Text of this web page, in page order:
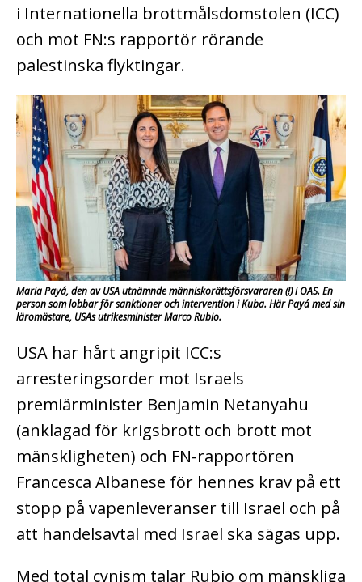
i Internationella brottmålsdomstolen (ICC)
och mot FN:s rapportör rörande
palestinska flyktingar.
Maria Payá, den av USA utnämnde människorättsförsvararen (!) i OAS. En
person som lobbar för sanktioner och intervention i Kuba. Här Payá med sin
läromästare, USAs utrikesminister Marco Rubio.
USA har hårt angripit ICC:s
arresteringsorder mot Israels
premiärminister Benjamin Netanyahu
(anklagad för krigsbrott och brott mot
mänskligheten) och FN-rapportören
Francesca Albanese för hennes krav på ett
stopp på vapenleveranser till Israel och på
att handelsavtal med Israel ska sägas upp.
Med total cynism talar Rubio om mänskliga